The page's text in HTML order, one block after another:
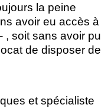
la peine
avoir eu accès à
, soit sans avoir pu
de disposer de
et spécialiste